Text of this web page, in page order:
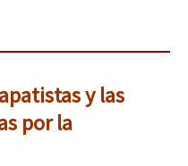
y las
por la